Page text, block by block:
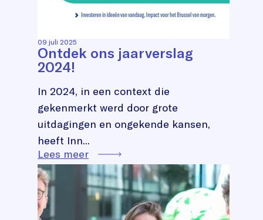
09 juli 2025
Ontdek ons jaarverslag
2024!
In 2024, in een context die
gekenmerkt werd door grote
uitdagingen en ongekende kansen,
heeft Inn...
Lees meer